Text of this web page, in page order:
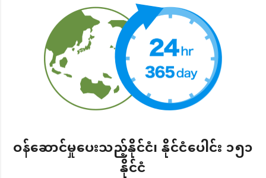
ဝန်ဆောင်မှုပေးသည့်နိုင်ငံ၊ နိုင်ငံပေါင်း ၁၅၁
နိုင်ငံ